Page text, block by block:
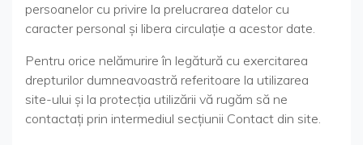
persoanelor cu privire la prelucrarea datelor cu
caracter personal şi libera circulaţie a acestor date.
Pentru orice nelămurire în legătură cu exercitarea
drepturilor dumneavoastră referitoare la utilizarea
site-ului şi la protecţia utilizării vă rugăm să ne
contactaţi prin intermediul secţiunii Contact din site.